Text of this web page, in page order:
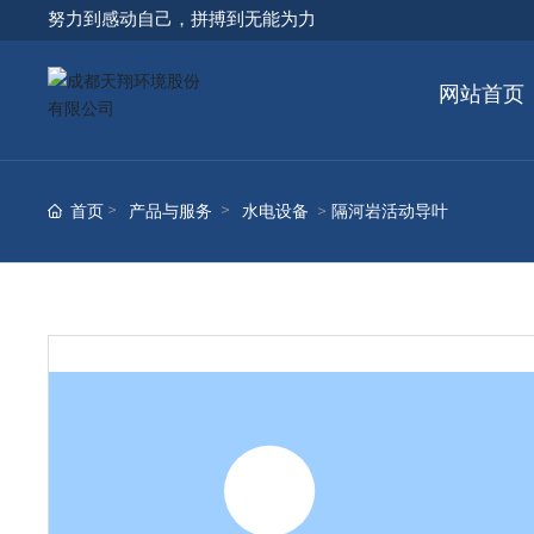
努力到感动自己，拼搏到无能为力
网站首页
首页 产品与服务 水电设备 隔河岩活动导叶